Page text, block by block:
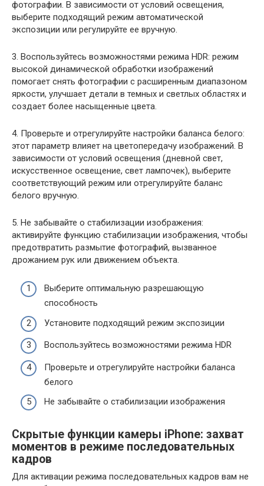
фотографии. В зависимости от условий освещения,
выберите подходящий режим автоматической
экспозиции или регулируйте ее вручную.
3. Воспользуйтесь возможностями режима HDR: режим
высокой динамической обработки изображений
помогает снять фотографии с расширенным диапазоном
яркости, улучшает детали в темных и светлых областях и
создает более насыщенные цвета.
4. Проверьте и отрегулируйте настройки баланса белого:
этот параметр влияет на цветопередачу изображений. В
зависимости от условий освещения (дневной свет,
искусственное освещение, свет лампочек), выберите
соответствующий режим или отрегулируйте баланс
белого вручную.
5. Не забывайте о стабилизации изображения:
активируйте функцию стабилизации изображения, чтобы
предотвратить размытие фотографий, вызванное
дрожанием рук или движением объекта.
Выберите оптимальную разрешающую
способность
Установите подходящий режим экспозиции
Воспользуйтесь возможностями режима HDR
Проверьте и отрегулируйте настройки баланса
белого
Не забывайте о стабилизации изображения
Скрытые функции камеры iPhone: захват
моментов в режиме последовательных
кадров
Для активации режима последовательных кадров вам не